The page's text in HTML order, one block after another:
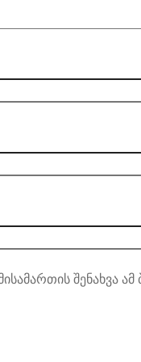
შენახვა